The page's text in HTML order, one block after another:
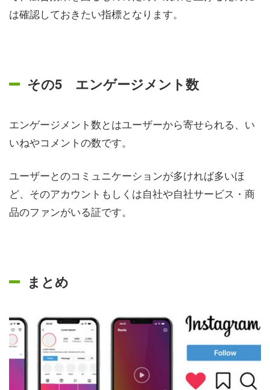
は確認しておきたい指標となります。
その5 エンゲージメント数
エンゲージメント数とはユーザーから寄せられる、い
いねやコメントの数です。
ユーザーとのコミュニケーションが多ければ多いほ
ど、そのアカウントもしくは自社や自社サービス・商
品のファンがいる証です。
まとめ